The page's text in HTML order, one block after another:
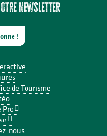
newsletter
!
de Tourisme
Pro
nous